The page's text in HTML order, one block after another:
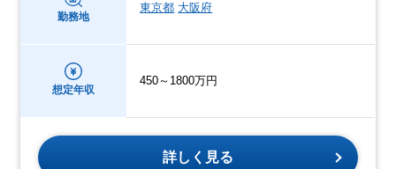
勤務地
東京都 大阪府
想定年収
450～1800万円
詳しく見る